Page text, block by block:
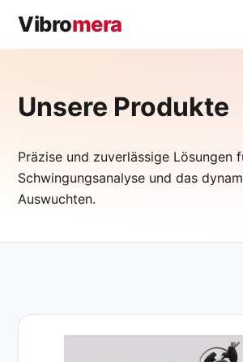
Vibromera
Unsere Produkte
Präzise und zuverlässige Lösungen
Schwingungsanalyse und das
Auswuchten.